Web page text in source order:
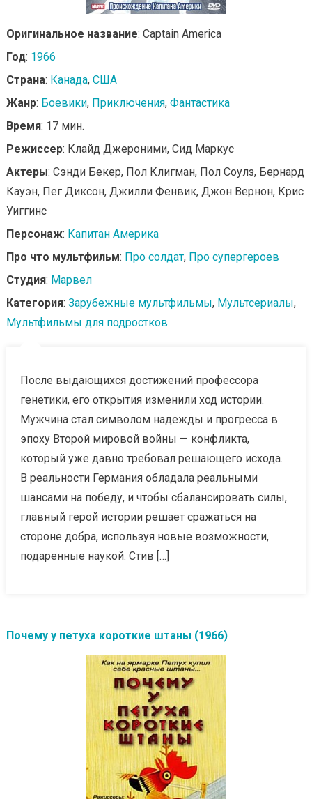
Оригинальное название: Captain America
Год: 1966
Страна: Канада, США
Жанр: Боевики, Приключения, Фантастика
Время: 17 мин.
Режиссер: Клайд Джероними, Сид Маркус
Актеры: Сэнди Бекер, Пол Клигман, Пол Соулз, Бернард
Кауэн, Пег Диксон, Джилли Фенвик, Джон Вернон, Крис
Уиггинс
Персонаж: Капитан Америка
Про что мультфильм: Про солдат, Про супергероев
Студия: Марвел
Категория: Зарубежные мультфильмы, Мультсериалы,
Мультфильмы для подростков
После выдающихся достижений профессора
генетики, его открытия изменили ход истории.
Мужчина стал символом надежды и прогресса в
эпоху Второй мировой войны — конфликта,
который уже давно требовал решающего исхода.
В реальности Германия обладала реальными
шансами на победу, и чтобы сбалансировать силы,
главный герой истории решает сражаться на
стороне добра, используя новые возможности,
подаренные наукой. Стив […]
Почему у петуха короткие штаны (1966)